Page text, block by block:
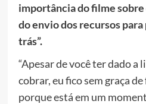
importância do filme sobre
do envio dos recursos para
trás”.
“Apesar de você ter dado a
cobrar, eu fico sem graça
porque está em um